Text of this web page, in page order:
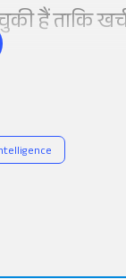
हैं ताकि